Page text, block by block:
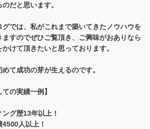
だと思います。
では、私がこれまで築いてきたノウハウを
すのでぜひご覧頂き、ご興味がおありなら
けて頂きたいと思っております。
て成功の芽が生えるのです。
の実績一例】
グ歴13年以上！
人以上！